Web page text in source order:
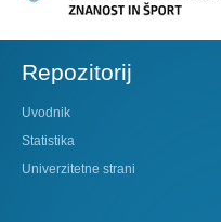
Repozitorij
Uvodnik
Statistika
Univerzitetne strani